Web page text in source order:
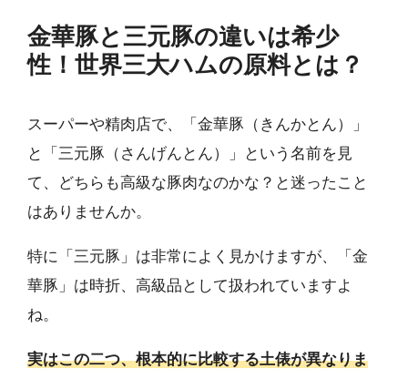
金華豚と三元豚の違いは希少
性！世界三大ハムの原料とは？
スーパーや精肉店で、「金華豚（きんかとん）」
と「三元豚（さんげんとん）」という名前を見
て、どちらも高級な豚肉なのかな？と迷ったこと
はありませんか。
特に「三元豚」は非常によく見かけますが、「金
華豚」は時折、高級品として扱われていますよ
ね。
実はこの二つ、根本的に比較する土俵が異なりま